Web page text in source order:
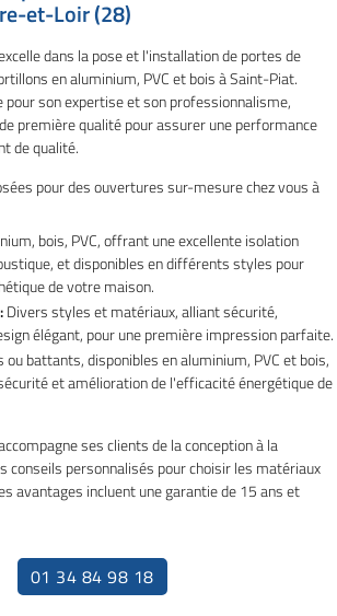
Une
01 34 84 98
Restez
et-Loir (28)
dans la pose et l'installation de portes de
en aluminium, PVC et bois à Saint-Piat.
pour son expertise et son professionnalisme,
première qualité pour assurer une performance
de qualité.
pour des ouvertures sur-mesure chez vous à
bois, PVC, offrant une excellente isolation
et disponibles en différents styles pour
de votre maison.
Divers styles et matériaux, alliant sécurité,
élégant, pour une première impression parfaite.
ou battants, disponibles en aluminium, PVC et bois,
et amélioration de l'efficacité énergétique de
ses clients de la conception à la
conseils personnalisés pour choisir les matériaux
avantages incluent une garantie de 15 ans et
01 34 84 98 18